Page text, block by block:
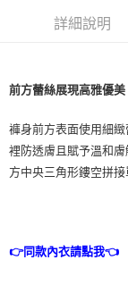
每筆NT$80，滿
每筆NT$9,999
7-11取貨付款
每筆NT$80，滿
詳細說明
前方蕾絲展現高雅優
褲身前方表面使用細
裡防透膚且賦予溫和
方中央三角形鏤空拼
👉同款內衣請點我👈